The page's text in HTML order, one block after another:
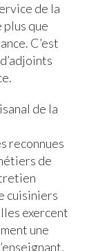
de la
que
C’est
de la
reconnues
de
cuisiniers
exercent
une